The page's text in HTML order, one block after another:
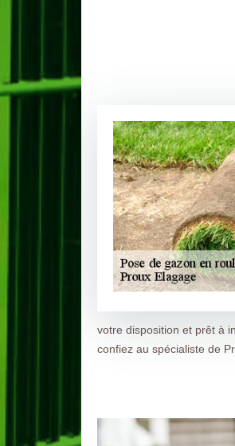
votre disposition et prêt à
confiez au spécialiste de